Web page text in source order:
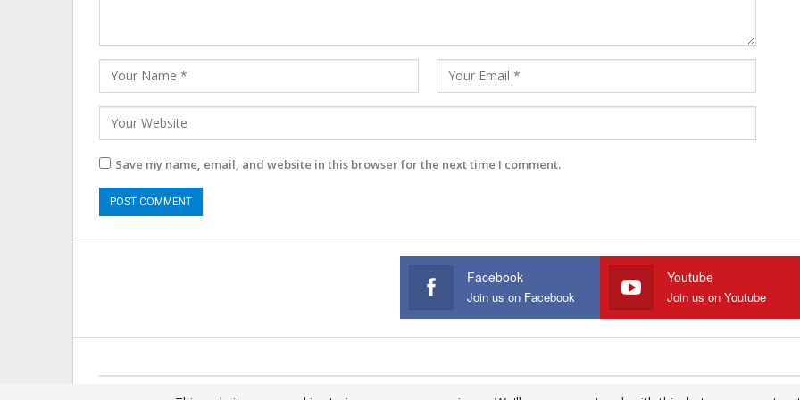
Save my name, email, and website in this browser for the next time I comment.
Facebook
Join us on Facebook
Youtube
Join us on Youtube